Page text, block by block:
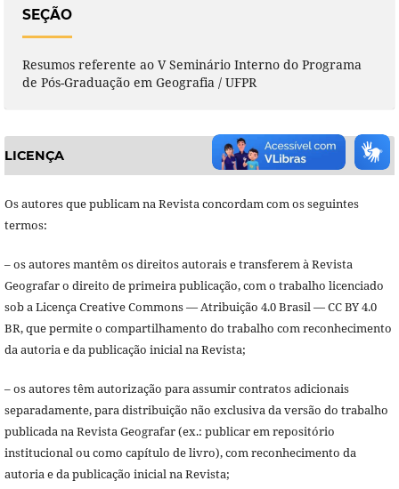
SEÇÃO
Resumos referente ao V Seminário Interno do Programa
de Pós-Graduação em Geografia / UFPR
LICENÇA
Os autores que publicam na Revista concordam com os seguintes
termos:
– os autores mantêm os direitos autorais e transferem à Revista
Geografar o direito de primeira publicação, com o trabalho licenciado
sob a Licença Creative Commons — Atribuição 4.0 Brasil — CC BY 4.0
BR, que permite o compartilhamento do trabalho com reconhecimento
da autoria e da publicação inicial na Revista;
– os autores têm autorização para assumir contratos adicionais
separadamente, para distribuição não exclusiva da versão do trabalho
publicada na Revista Geografar (ex.: publicar em repositório
institucional ou como capítulo de livro), com reconhecimento da
autoria e da publicação inicial na Revista;